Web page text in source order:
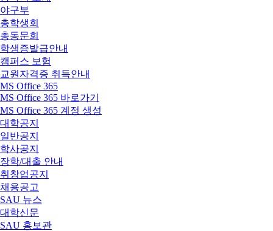
야구부
총학생회
총동문회
학생증발급안내
캠퍼스 보험
교원자격증 취득안내
MS Office 365
MS Office 365 바로가기
MS Office 365 계정 생성
대학공지
일반공지
학사공지
장학/대출 안내
취창업공지
채용공고
SAU 뉴스
대학신문
SAU 홍보관